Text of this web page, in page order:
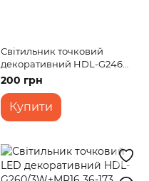
Світильник точковий
декоративний HDL-G246
WH MR16
200 грн
Купити